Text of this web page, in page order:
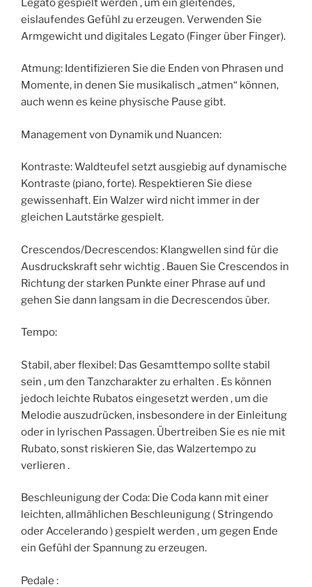
Legato gespielt werden , um ein gleitendes,
eislaufendes Gefühl zu erzeugen. Verwenden Sie
Armgewicht und digitales Legato (Finger über Finger).
Atmung: Identifizieren Sie die Enden von Phrasen und
Momente, in denen Sie musikalisch „atmen“ können,
auch wenn es keine physische Pause gibt.
Management von Dynamik und Nuancen:
Kontraste: Waldteufel setzt ausgiebig auf dynamische
Kontraste (piano, forte). Respektieren Sie diese
gewissenhaft. Ein Walzer wird nicht immer in der
gleichen Lautstärke gespielt.
Crescendos/Decrescendos: Klangwellen sind für die
Ausdruckskraft sehr wichtig . Bauen Sie Crescendos in
Richtung der starken Punkte einer Phrase auf und
gehen Sie dann langsam in die Decrescendos über.
Tempo:
Stabil, aber flexibel: Das Gesamttempo sollte stabil
sein , um den Tanzcharakter zu erhalten . Es können
jedoch leichte Rubatos eingesetzt werden , um die
Melodie auszudrücken, insbesondere in der Einleitung
oder in lyrischen Passagen. Übertreiben Sie es nie mit
Rubato, sonst riskieren Sie, das Walzertempo zu
verlieren .
Beschleunigung der Coda: Die Coda kann mit einer
leichten, allmählichen Beschleunigung ( Stringendo
oder Accelerando ) gespielt werden , um gegen Ende
ein Gefühl der Spannung zu erzeugen.
Pedale :